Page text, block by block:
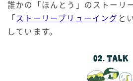
誰かの「ほんとう」のストーリ
「 ストーリーブリューイング と
しています。